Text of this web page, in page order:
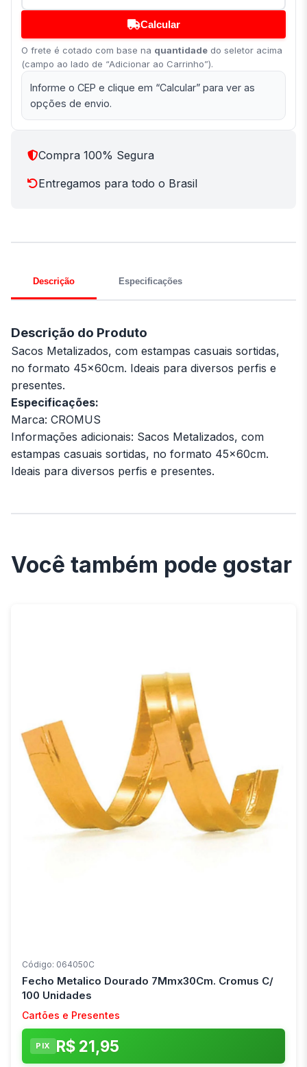
Calcular
O frete é cotado com base na quantidade do seletor acima
(campo ao lado de “Adicionar ao Carrinho”).
Informe o CEP e clique em “Calcular” para ver as
opções de envio.
Compra 100% Segura
Entregamos para todo o Brasil
Descrição Especificações
Descrição do Produto
Sacos Metalizados, com estampas casuais sortidas,
no formato 45x60cm. Ideais para diversos perfis e
presentes.
Especificações:
Marca: CROMUS
Informações adicionais: Sacos Metalizados, com
estampas casuais sortidas, no formato 45x60cm.
Ideais para diversos perfis e presentes.
Você também pode gostar
Código: 064050C
Fecho Metalico Dourado 7Mmx30Cm. Cromus C/
100 Unidades
Cartões e Presentes
PIX R$ 21,95